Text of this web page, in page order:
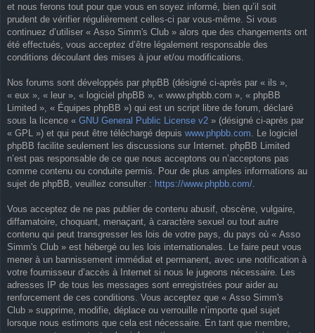
et nous ferons tout pour que vous en soyez informé, bien qu’il soit
prudent de vérifier régulièrement celles-ci par vous-même. Si vous
continuez d’utiliser « Asso Simm's Club » alors que des changements ont
été effectués, vous acceptez d’être légalement responsable des
conditions découlant des mises à jour et/ou modifications.
Nos forums sont développés par phpBB (désigné ci-après par « ils »,
« eux », « leur », « logiciel phpBB », « www.phpbb.com », « phpBB
Limited », « Équipes phpBB ») qui est un script libre de forum, déclaré
sous la licence « GNU General Public License v2 » (désigné ci-après par
« GPL ») et qui peut être téléchargé depuis www.phpbb.com . Le logiciel
phpBB facilite seulement les discussions sur Internet. phpBB Limited
n’est pas responsable de ce que nous acceptons ou n’acceptons pas
comme contenu ou conduite permis. Pour de plus amples informations au
sujet de phpBB, veuillez consulter : https://www.phpbb.com/
Vous acceptez de ne pas publier de contenu abusif, obscène, vulgaire,
diffamatoire, choquant, menaçant, à caractère sexuel ou tout autre
contenu qui peut transgresser les lois de votre pays, du pays où « Asso
Simm's Club » est hébergé ou les lois internationales. Le faire peut vous
mener à un bannissement immédiat et permanent, avec une notification à
votre fournisseur d’accès à Internet si nous le jugeons nécessaire. Les
adresses IP de tous les messages sont enregistrées pour aider au
renforcement de ces conditions. Vous acceptez que « Asso Simm's
Club » supprime, modifie, déplace ou verrouille n’importe quel sujet
lorsque nous estimons que cela est nécessaire. En tant que membre,